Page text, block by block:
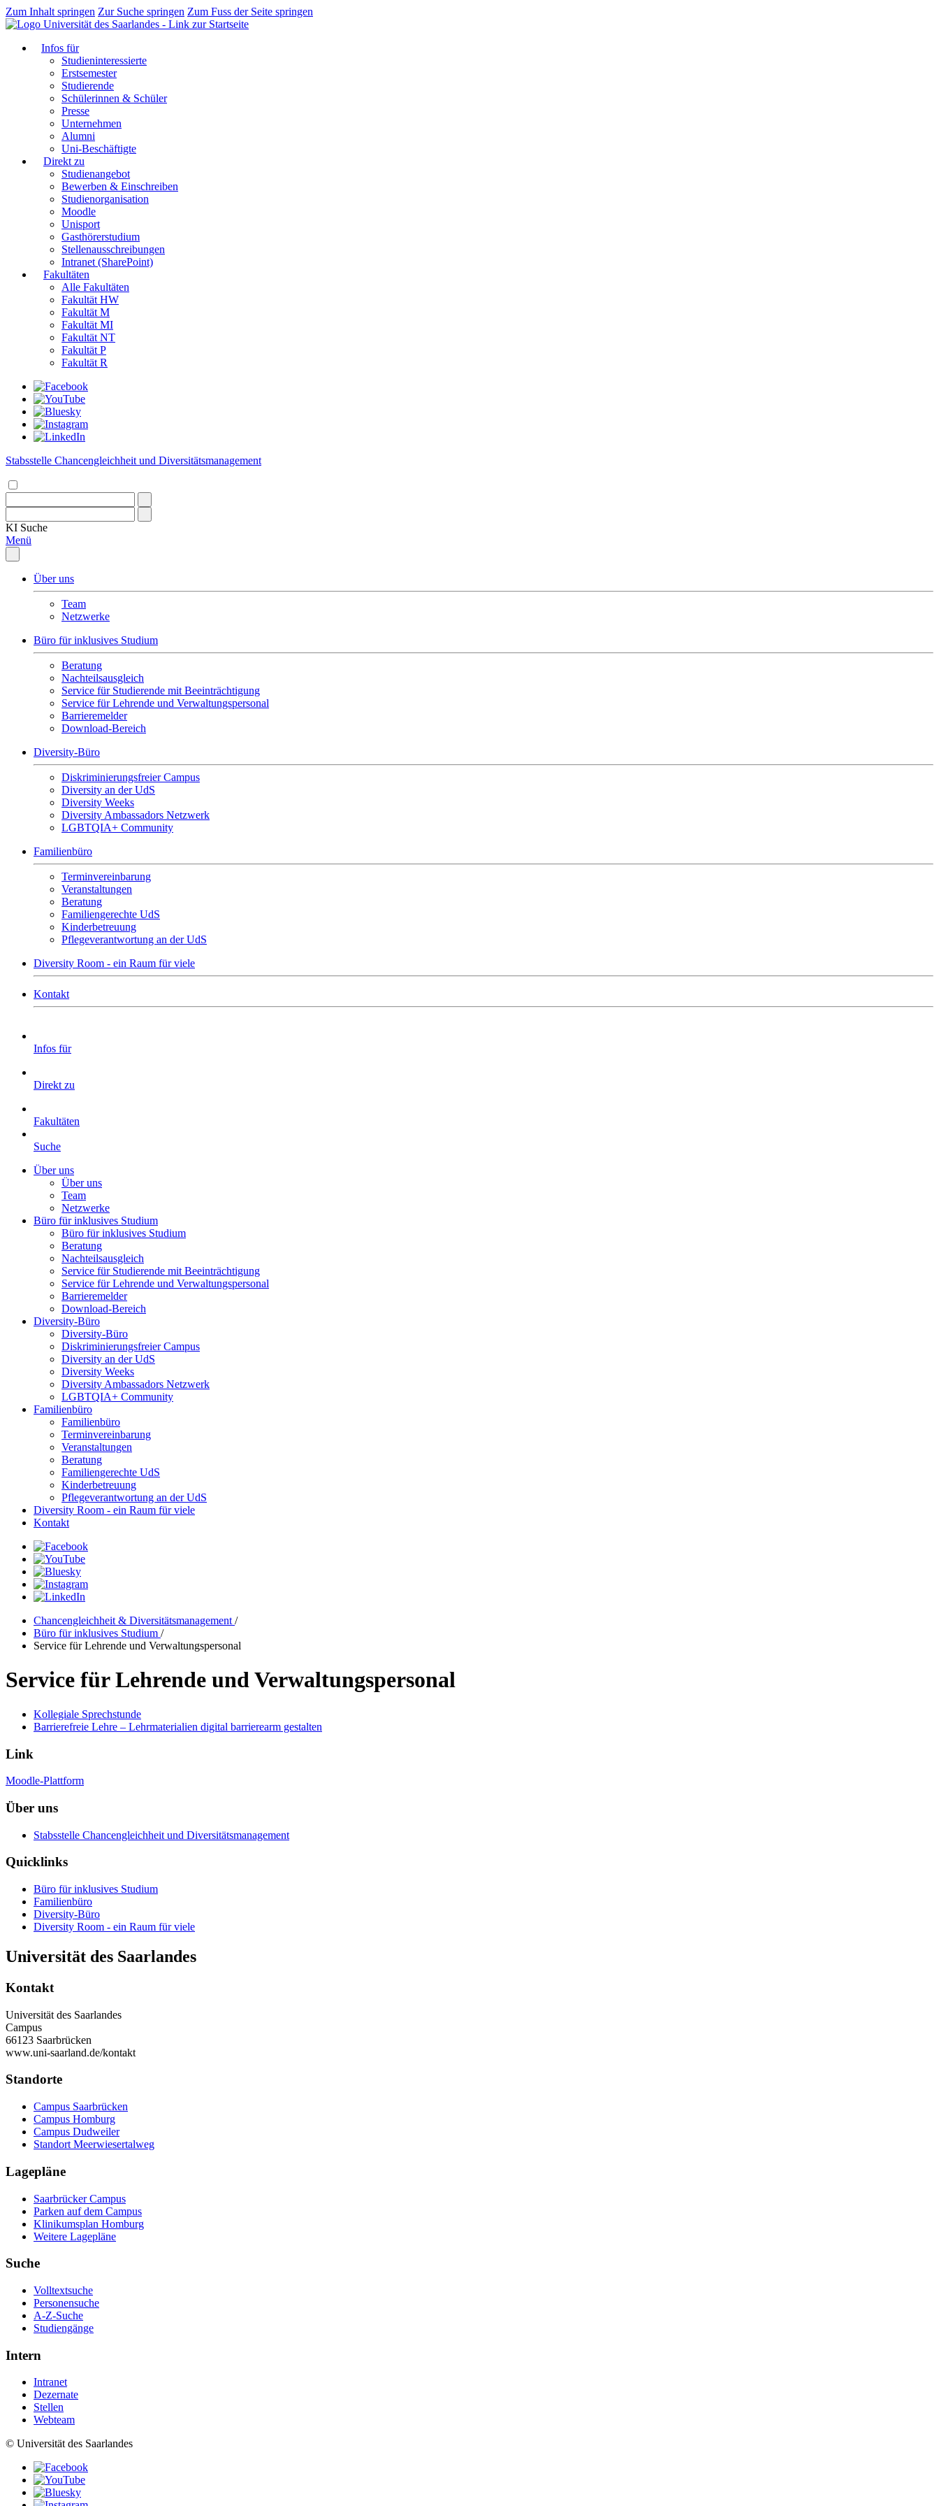
Zum Inhalt springen Zur Suche springen Zum Fuss der Seite springen
Infos für
Studieninteressierte
Erstsemester
Studierende
Schülerinnen & Schüler
Presse
Unternehmen
Alumni
Uni-Beschäftigte
Direkt zu
Studienangebot
Bewerben & Einschreiben
Studienorganisation
Moodle
Unisport
Gasthörerstudium
Stellenausschreibungen
Intranet (SharePoint)
Fakultäten
Alle Fakultäten
Fakultät HW
Fakultät M
Fakultät MI
Fakultät NT
Fakultät P
Fakultät R
Stabsstelle Chancengleichheit und Diversitätsmanagement
KI Suche
Menü
Über uns
Team
Netzwerke
Büro für inklusives Studium
Beratung
Nachteilsausgleich
Service für Studierende mit Beeinträchtigung
Service für Lehrende und Verwaltungspersonal
Barrieremelder
Download-Bereich
Diversity-Büro
Diskriminierungsfreier Campus
Diversity an der UdS
Diversity Weeks
Diversity Ambassadors Netzwerk
LGBTQIA+ Community
Familienbüro
Terminvereinbarung
Veranstaltungen
Beratung
Familiengerechte UdS
Kinderbetreuung
Pflegeverantwortung an der UdS
Diversity Room - ein Raum für viele
Kontakt
Infos für
Direkt zu
Fakultäten
Suche
Über uns
Über uns
Team
Netzwerke
Büro für inklusives Studium
Büro für inklusives Studium
Beratung
Nachteilsausgleich
Service für Studierende mit Beeinträchtigung
Service für Lehrende und Verwaltungspersonal
Barrieremelder
Download-Bereich
Diversity-Büro
Diversity-Büro
Diskriminierungsfreier Campus
Diversity an der UdS
Diversity Weeks
Diversity Ambassadors Netzwerk
LGBTQIA+ Community
Familienbüro
Familienbüro
Terminvereinbarung
Veranstaltungen
Beratung
Familiengerechte UdS
Kinderbetreuung
Pflegeverantwortung an der UdS
Diversity Room - ein Raum für viele
Kontakt
Chancengleichheit & Diversitätsmanagement /
Büro für inklusives Studium /
Service für Lehrende und Verwaltungspersonal
Service für Lehrende und Verwaltungspersonal
Kollegiale Sprechstunde
Barrierefreie Lehre – Lehrmaterialien digital barrierearm gestalten
Link
Moodle-Plattform
Über uns
Stabsstelle Chancengleichheit und Diversitätsmanagement
Quicklinks
Büro für inklusives Studium
Familienbüro
Diversity-Büro
Diversity Room - ein Raum für viele
Universität des Saarlandes
Kontakt
Universität des Saarlandes
Campus
66123 Saarbrücken
www.uni-saarland.de/kontakt
Standorte
Campus Saarbrücken
Campus Homburg
Campus Dudweiler
Standort Meerwiesertalweg
Lagepläne
Saarbrücker Campus
Parken auf dem Campus
Klinikumsplan Homburg
Weitere Lagepläne
Suche
Volltextsuche
Personensuche
A-Z-Suche
Studiengänge
Intern
Intranet
Dezernate
Stellen
Webteam
© Universität des Saarlandes